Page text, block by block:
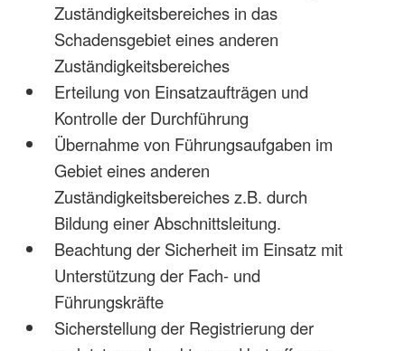
Zuständigkeitsbereiches in das
Schadensgebiet eines anderen
Zuständigkeitsbereiches
Erteilung von Einsatzaufträgen und
Kontrolle der Durchführung
Übernahme von Führungsaufgaben im
Gebiet eines anderen
Zuständigkeitsbereiches z.B. durch
Bildung einer Abschnittsleitung.
Beachtung der Sicherheit im Einsatz mit
Unterstützung der Fach- und
Führungskräfte
Sicherstellung der Registrierung der